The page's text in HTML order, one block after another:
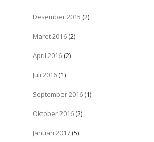
Desember 2015 (2)
Maret 2016 (2)
April 2016 (2)
Juli 2016 (1)
September 2016 (1)
Oktober 2016 (2)
Januari 2017 (5)